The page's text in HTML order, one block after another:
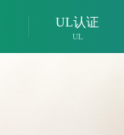
UL认证
UL